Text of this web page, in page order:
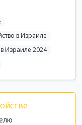
в Израиле
Израиле 2024